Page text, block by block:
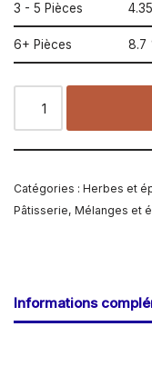
3 - 5 Pièces
6+ Pièces 8.7
Catégories : Herbes et
Pâtisserie, Mélanges et
Informations